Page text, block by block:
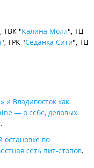
ТВК "Калина Молл", ТЦ
", ТРК "Седанка Сити", ТЦ
и Владивосток как
— о себе, деловых
.
во
сеть пит-стопов.